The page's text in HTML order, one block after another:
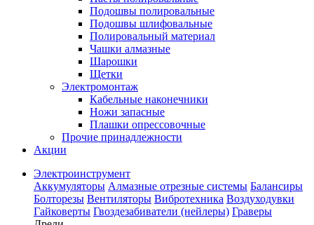
Подошвы полировальные
Подошвы шлифовальные
Полировальный материал
Чашки алмазные
Шарошки
Щетки
Электромонтаж
Кабельные наконечники
Ножи запасные
Плашки опрессовочные
Прочие принадлежности
Акции
Электроинструмент
Аккумуляторы Алмазные отрезные системы Балансиры
Болторезы Вентиляторы Вибротехника Воздуходувки
Гайковерты Гвоздезабиватели (нейлеры) Граверы